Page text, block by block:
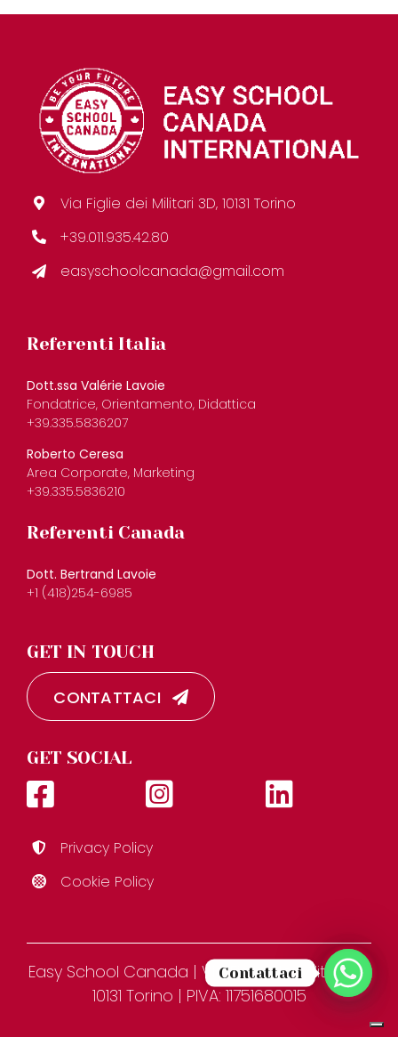
Via Figlie dei Militari 3D, 10131 Torino
+39.011.935.42.80
easyschoolcanada@gmail.com
Referenti Italia
Dott.ssa Valérie Lavoie
Fondatrice, Orientamento, Didattica
+39.335.5836207
Roberto Ceresa
Area Corporate, Marketing
+39.335.5836210
Referenti Canada
Dott. Bertrand Lavoie
+1 (418)254-6985
GET IN TOUCH
CONTATTACI
GET SOCIAL
Privacy Policy
Cookie Policy
Easy School Canada | Via Figlie dei Militari 3D,
10131 Torino | PIVA: 11751680015
Contattaci